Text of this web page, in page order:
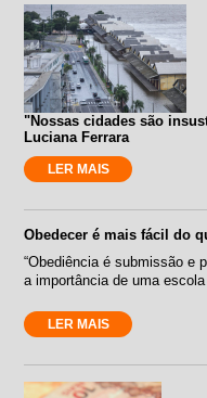
"Nossas cidades são
Luciana Ferrara
LER MAIS
Obedecer é mais fácil do
“Obediência é submissão e
a importância de uma
LER MAIS